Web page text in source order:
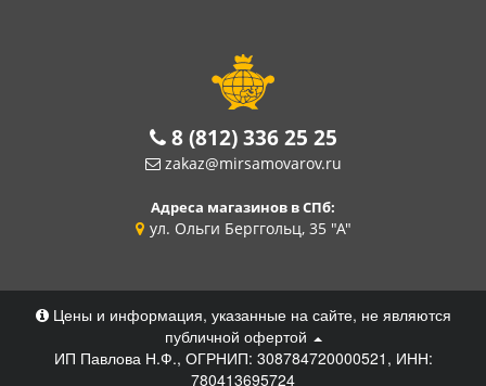
8 (812) 336 25 25
zakaz@mirsamovarov.ru
Адреса магазинов в СПб:
ул. Ольги Берггольц, 35 "А"
Цены и информация, указанные на сайте, не являются
публичной офертой
ИП Павлова Н.Ф., ОГРНИП: 308784720000521, ИНН:
780413695724